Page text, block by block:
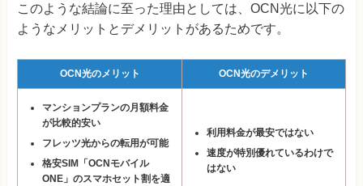
このような結論に至った理由としては、OCN光に以下の
ようなメリットとデメリットがあるためです。
OCN光のメリット OCN光のデメリット
マンションプランの月額料金
が比較的安い
フレッツ光からの転用が可能
格安SIM「OCNモバイル
ONE」のスマホセット割を適
利用料金が最安ではない
速度が特別優れているわけで
はない